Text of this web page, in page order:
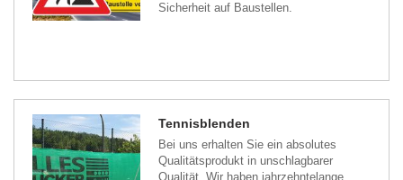
Sicherheit auf Baustellen.
Tennisblenden
Bei uns erhalten Sie ein absolutes
Qualitätsprodukt in unschlagbarer
Qualität. Wir haben jahrzehntelange